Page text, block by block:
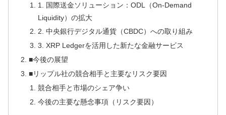
1. 国際送金ソリューション：ODL（On-Demand
Liquidity）の拡大
2. 中央銀行デジタル通貨（CBDC）への取り組み
3. XRP Ledgerを活用した新たな金融サービス
■今後の展望
■リップル社の競合相手と主要なリスク要因
競合相手と市場のシェア争い
今後の主要な懸念事項（リスク要因）